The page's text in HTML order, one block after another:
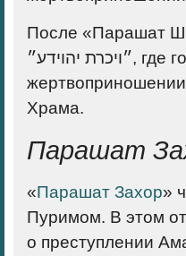
После «Парашат
״ויכרת יהוידע״, где говорится о
Храма.
Парашат
«Парашат Захор»
Пуримом. В этом
о преступлении